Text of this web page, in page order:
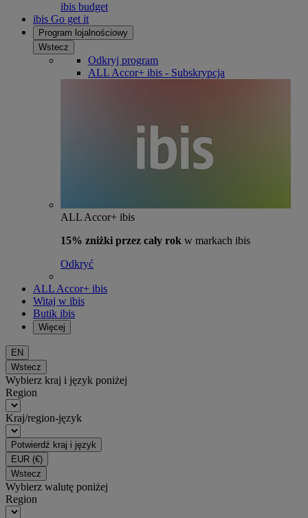
ibis budget
ibis Go get it
Program lojalnościowy
Wstecz
Odkryj program
ALL Accor+ ibis - Subskrypcja
ALL Accor+ ibis
15% zniżki przez cały rok w markach ibis
Odkryć
ALL Accor+ ibis
Witaj w ibis
Butik ibis
Więcej
EN
Wstecz
Wybierz kraj i język poniżej
Region
Kraj/region-język
Potwierdź kraj i język
EUR (€)
Wstecz
Wybierz walutę poniżej
Region